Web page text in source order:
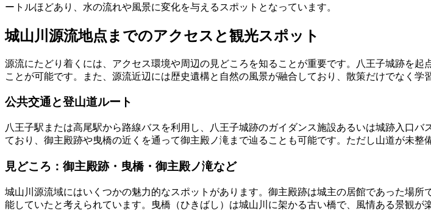
ートルほどあり、水の流れや風景に変化を与えるスポットとなっています。
城山川源流地点までのアクセスと観光スポット
源流にたどり着くには、アクセス環境や周辺の見どころを知ることが重要です。八王子城跡を
ことが可能です。また、源流近辺には歴史遺構と自然の風景が融合しており、散策だけでなく学
公共交通と登山道ルート
八王子駅または高尾駅から路線バスを利用し、八王子城跡のガイダンス施設あるいは城跡入口
ており、御主殿跡や曳橋の近くを通って御主殿ノ滝まで辿ることも可能です。ただし山道が未
見どころ：御主殿跡・曳橋・御主殿ノ滝など
城山川源流域にはいくつかの魅力的なスポットがあります。御主殿跡は城主の居館であった場
能していたと考えられています。曳橋（ひきばし）は城山川に架かる古い橋で、風情ある景観